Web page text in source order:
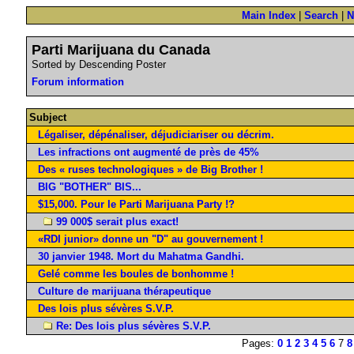
Main Index Search
Parti Marijuana du Canada
Sorted by Descending Poster
Forum information
Subject
Légaliser, dépénaliser, déjudiciariser ou décrim.
Les infractions ont augmenté de près de 45%
Des « ruses technologiques » de Big Brother !
BIG "BOTHER" BIS...
$15,000. Pour le Parti Marijuana Party !?
99 000$ serait plus exact!
«RDI junior» donne un "D" au gouvernement !
30 janvier 1948. Mort du Mahatma Gandhi.
Gelé comme les boules de bonhomme !
Culture de marijuana thérapeutique
Des lois plus sévères S.V.P.
Re: Des lois plus sévères S.V.P.
Pages: 0 1 2 3 4 5 6 7 8